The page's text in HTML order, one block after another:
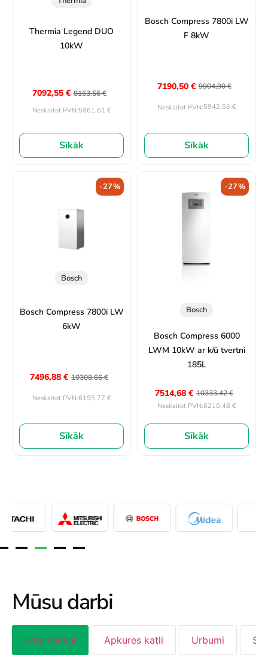
Thermia Legend DUO
10kW
8163,56€
7092,55 €
Neskaitot PVN:5861,61 €
Sīkāk
Bosch Compress 7800i LW
F 8kW
9904,90€
7190,50 €
Neskaitot PVN:5942,56 €
Sīkāk
-27%
Bosch
Bosch Compress 7800i LW
6kW
10308,66€
7496,88 €
Neskaitot PVN:6195,77 €
Sīkāk
-27%
Bosch
Bosch Compress 6000
LWM 10kW ar k/ū tvertni
185L
10333,42€
7514,68 €
Neskaitot PVN:6210,48 €
Sīkāk
Mūsu darbi
Siltumsūkņi Apkures katli Urbumi